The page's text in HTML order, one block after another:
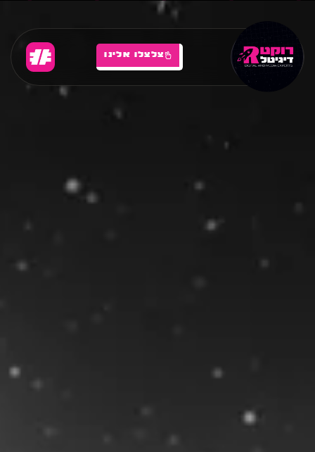
צלצלו אלינו